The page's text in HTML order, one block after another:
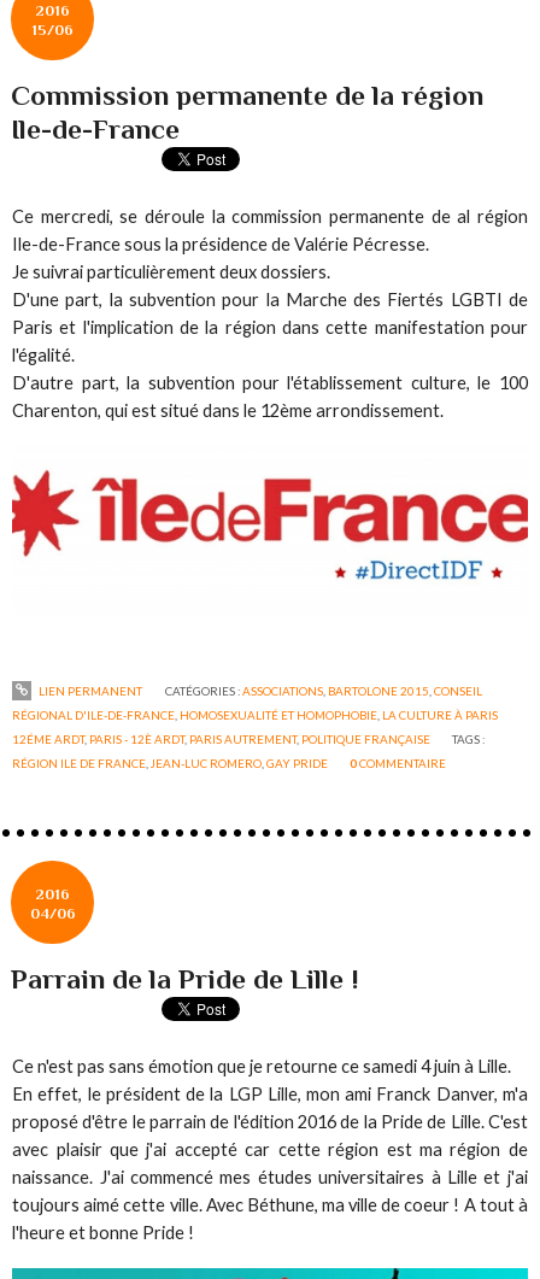
2016
15/06
Commission permanente de la région
Ile-de-France
Ce mercredi, se déroule la commission permanente de al région
Ile-de-France sous la présidence de Valérie Pécresse.
Je suivrai particulièrement deux dossiers.
D'une part, la subvention pour la Marche des Fiertés LGBTI de
Paris et l'implication de la région dans cette manifestation pour
l'égalité.
D'autre part, la subvention pour l'établissement culture, le 100
Charenton, qui est situé dans le 12ème arrondissement.
LIEN PERMANENT CATÉGORIES :ASSOCIATIONS, BARTOLONE 2015 CONSEIL
RÉGIONAL D'ILE-DE-FRANCE HOMOSEXUALITÉ ET HOMOPHOBIE LA CULTURE À PARIS
12ÉME ARDT, PARIS - 12È ARDT, PARIS AUTREMENT, POLITIQUE FRANÇAISE
TAGS :
RÉGION ILE DE FRANCE JEAN-LUC ROMERO ,GAY PRIDE 0COMMENTAIRE
2016
04/06
Parrain de la Pride de Lille !
Ce n'est pas sans émotion que je retourne ce samedi 4 juin à Lille.
En effet, le président de la LGP Lille, mon ami Franck Danver, m'a
proposé d'être le parrain de l'édition 2016 de la Pride de Lille. C'est
avec plaisir que j'ai accepté car cette région est ma région de
naissance. J'ai commencé mes études universitaires à Lille et j'ai
toujours aimé cette ville. Avec Béthune, ma ville de coeur ! A tout à
l'heure et bonne Pride !